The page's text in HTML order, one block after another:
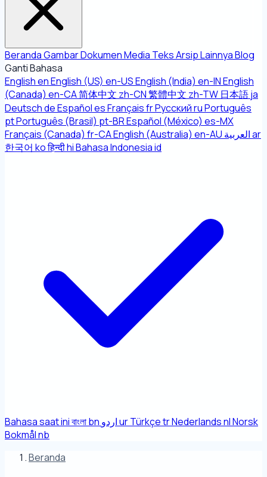
BerandaGambarDokumenMedia TeksArsipLainnyaBlog
Ganti Bahasa
EnglishenEnglish (US) en-USEnglish (India) en-INEnglish
(Canada) en-CA简体中文 zh-CN繁體中文 zh-TW 日本語ja
DeutschdeEspañolesFrançaisfrРусскийruPortuguês
ptPortuguês (Brasil) pt-BREspañol (México) es-MX
Français (Canada) fr-CAEnglish (Australia) en-AU العربيةar
한국어 koहिन्दीhiBahasa Indonesiaid
Bahasa saat iniবাংলাbn اردوurTürkçetrNederlandsnlNorsk
Bokmålnb
Beranda